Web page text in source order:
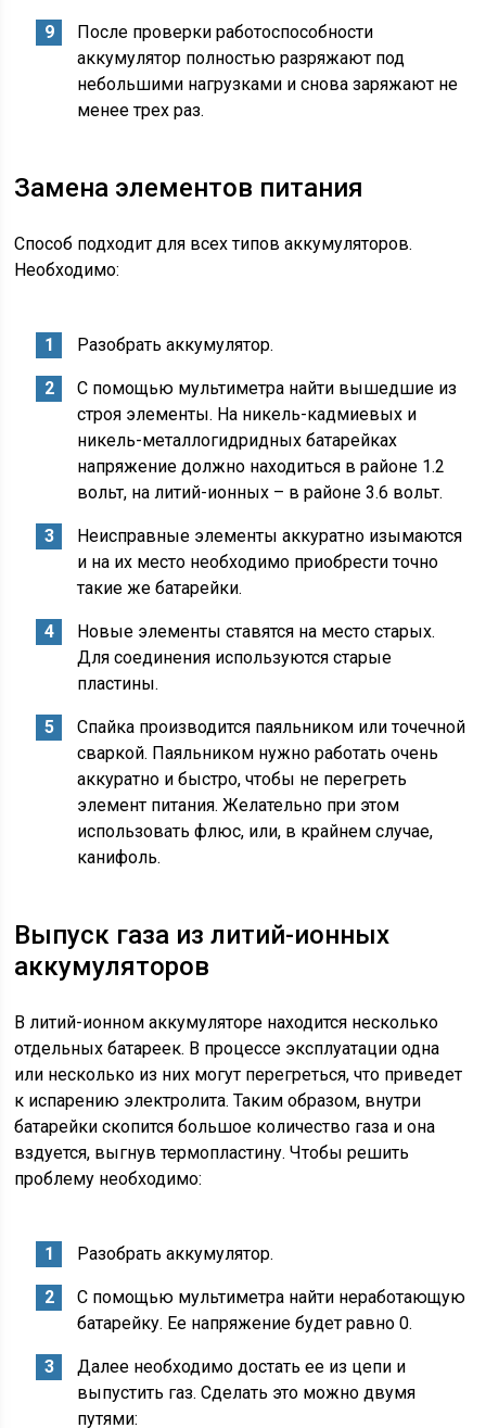
После проверки работоспособности
аккумулятор полностью разряжают под
небольшими нагрузками и снова заряжают не
менее трех раз.
Замена элементов питания
Способ подходит для всех типов аккумуляторов.
Необходимо:
Разобрать аккумулятор.
С помощью мультиметра найти вышедшие из
строя элементы. На никель-кадмиевых и
никель-металлогидридных батарейках
напряжение должно находиться в районе 1.2
вольт, на литий-ионных – в районе 3.6 вольт.
Неисправные элементы аккуратно изымаются
и на их место необходимо приобрести точно
такие же батарейки.
Новые элементы ставятся на место старых.
Для соединения используются старые
пластины.
Спайка производится паяльником или точечной
сваркой. Паяльником нужно работать очень
аккуратно и быстро, чтобы не перегреть
элемент питания. Желательно при этом
использовать флюс, или, в крайнем случае,
канифоль.
Выпуск газа из литий-ионных
аккумуляторов
В литий-ионном аккумуляторе находится несколько
отдельных батареек. В процессе эксплуатации одна
или несколько из них могут перегреться, что приведет
к испарению электролита. Таким образом, внутри
батарейки скопится большое количество газа и она
вздуется, выгнув термопластину. Чтобы решить
проблему необходимо:
Разобрать аккумулятор.
С помощью мультиметра найти неработающую
батарейку. Ее напряжение будет равно 0.
Далее необходимо достать ее из цепи и
выпустить газ. Сделать это можно двумя
путями: